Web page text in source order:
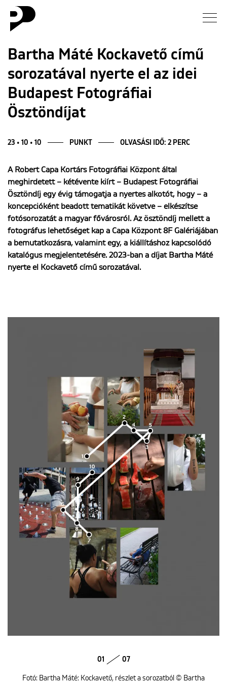
Hírek
Galéria
Rólunk
Bartha Máté Kockavető című
sorozatával nyerte el az idei
Budapest Fotográfiai
Ösztöndíjat
23 • 10 • 10 PUNKT OLVASÁSI IDŐ: 2 PERC
A Robert Capa Kortárs Fotográfiai Központ által
meghirdetett – kétévente kiírt – Budapest Fotográfiai
Ösztöndíj egy évig támogatja a nyertes alkotót, hogy – a
koncepcióként beadott tematikát követve – elkészítse
fotósorozatát a magyar fővárosról. Az ösztöndíj mellett a
fotográfus lehetőséget kap a Capa Központ 8F Galériájában
a bemutatkozásra, valamint egy, a kiállításhoz kapcsolódó
katalógus megjelentetésére. 2023-ban a díjat Bartha Máté
nyerte el Kockavető című sorozatával.
01 07
Fotó: Bartha Máté: Kockavető, részlet a sorozatból © Bartha